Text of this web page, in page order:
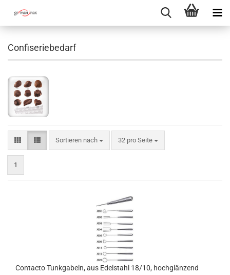
Confiseriebedarf
Sortieren nach
Sortieren nach 32 pro Seite
pro Seite
1
Contacto Tunkgabeln, aus Edelstahl 18/10, hochglänzend